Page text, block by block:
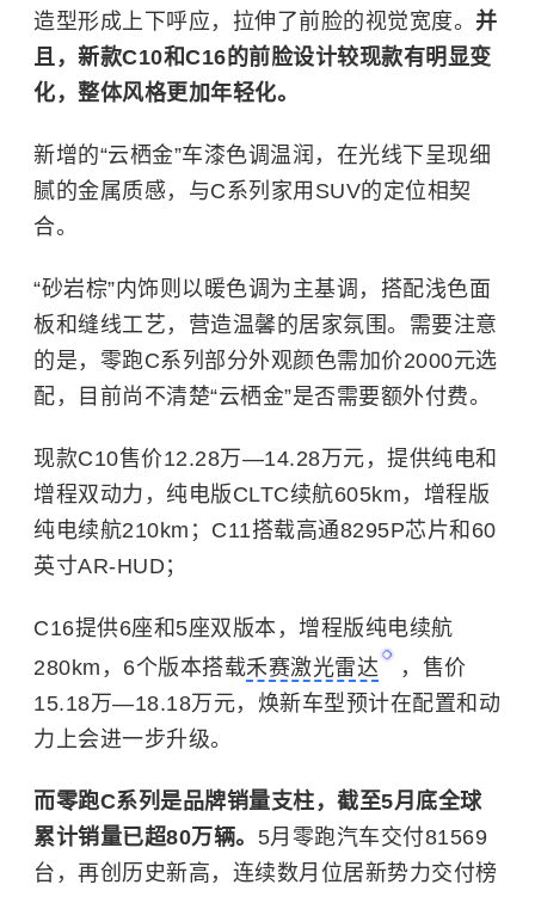
造型形成上下呼应，拉伸了前脸的视觉宽度。 并
且，新款C10和C16的前脸设计较现款有明显变
化，整体风格更加年轻化。
新增的“云栖金”车漆色调温润，在光线下呈现细
腻的金属质感，与C系列家用SUV的定位相契
合。
“砂岩棕”内饰则以暖色调为主基调，搭配浅色面
板和缝线工艺，营造温馨的居家氛围。需要注意
的是，零跑C系列部分外观颜色需加价2000元选
配，目前尚不清楚“云栖金”是否需要额外付费。
现款C10售价12.28万—14.28万元，提供纯电和
增程双动力，纯电版CLTC续航605km，增程版
纯电续航210km；C11搭载高通8295P芯片和60
英寸AR-HUD；
C16提供6座和5座双版本，增程版纯电续航
280km，6个版本搭载禾赛激光雷达
，售价
15.18万—18.18万元，焕新车型预计在配置和动
力上会进一步升级。
而零跑C系列是品牌销量支柱，截至5月底全球
累计销量已超80万辆。 5月零跑汽车交付81569
台，再创历史新高，连续数月位居新势力交付榜